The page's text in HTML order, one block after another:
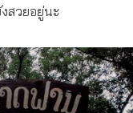
สวยอยู่นะ